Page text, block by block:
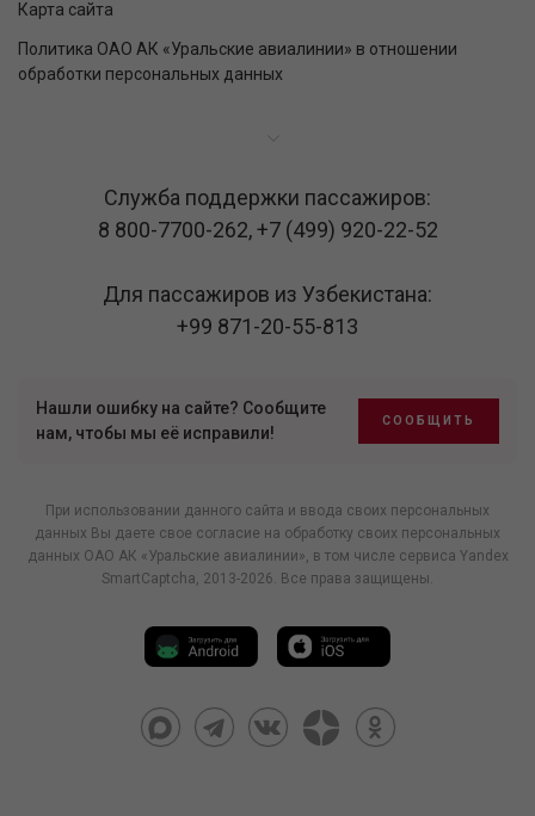
Карта сайта
Политика ОАО АК «Уральские авиалинии» в отношении
обработки персональных данных
Служба поддержки пассажиров:
8 800-7700-262,+7 (499) 920-22-52
Для пассажиров из Узбекистана:
+99 871-20-55-813
Нашли ошибку на сайте? Сообщите
нам, чтобы мы её исправили!
СООБЩИТЬ
При использовании данного сайта и ввода своих персональных
данных Вы даете свое согласие на обработку своих персональных
данных ОАО АК «Уральские авиалинии», в том числе сервиса Yandex
SmartCaptcha, 2013-2026. Все права защищены.